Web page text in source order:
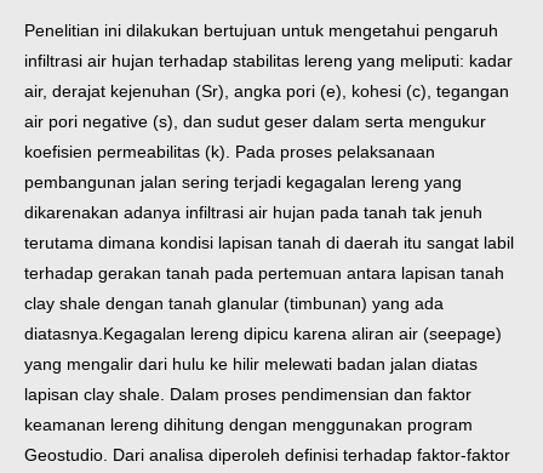
Penelitian ini dilakukan bertujuan untuk mengetahui pengaruh
infiltrasi air hujan terhadap stabilitas lereng yang meliputi: kadar
air, derajat kejenuhan (Sr), angka pori (e), kohesi (c), tegangan
air pori negative (s), dan sudut geser dalam serta mengukur
koefisien permeabilitas (k). Pada proses pelaksanaan
pembangunan jalan sering terjadi kegagalan lereng yang
dikarenakan adanya infiltrasi air hujan pada tanah tak jenuh
terutama dimana kondisi lapisan tanah di daerah itu sangat labil
terhadap gerakan tanah pada pertemuan antara lapisan tanah
clay shale dengan tanah glanular (timbunan) yang ada
diatasnya. Kegagalan lereng dipicu karena aliran air (seepage)
yang mengalir dari hulu ke hilir melewati badan jalan diatas
lapisan clay shale. Dalam proses pendimensian dan faktor
keamanan lereng dihitung dengan menggunakan program
Geostudio. Dari analisa diperoleh definisi terhadap faktor-faktor